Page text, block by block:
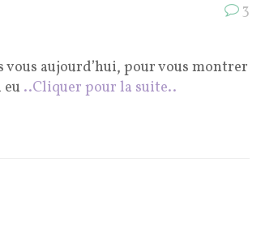
3
vous aujourd’hui, pour vous montrer
eu ..Cliquer pour la suite..